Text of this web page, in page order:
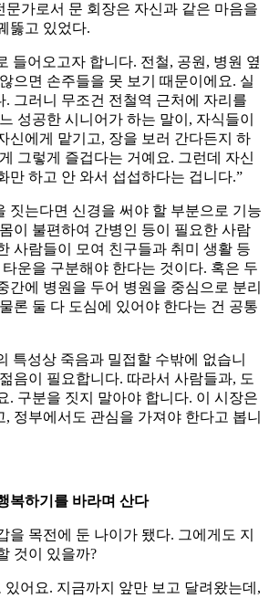
문가로서 문 회장은 자신과 같은 마음을
뚫고 있었다.
들어오고자 합니다. 전철, 공원, 병원 옆
으면 손주들을 못 보기 때문이에요. 실
. 그러니 무조건 전철역 근처에 자리를
성공한 시니어가 하는 말이, 자식들이
신에게 맡기고, 장을 보러 간다든지 하
그렇게 즐겁다는 거예요. 그런데 자신
만 하고 안 와서 섭섭하다는 겁니다.”
짓는다면 신경을 써야 할 부분으로 기능
이 불편하여 간병인 등이 필요한 사람
사람들이 모여 친구들과 취미 생활 등
운을 구분해야 한다는 것이다. 혹은 두
간에 병원을 두어 병원을 중심으로 분리
론 둘 다 도심에 있어야 한다는 건 공통
특성상 죽음과 밀접할 수밖에 없습니
음이 필요합니다. 따라서 사람들과, 도
. 구분을 짓지 말아야 합니다. 이 시장은
정부에서도 관심을 가져야 한다고 봅니
복하기를 바라며 산다
을 목전에 둔 나이가 됐다. 그에게도 지
것이 있을까?
있어요. 지금까지 앞만 보고 달려왔는데,